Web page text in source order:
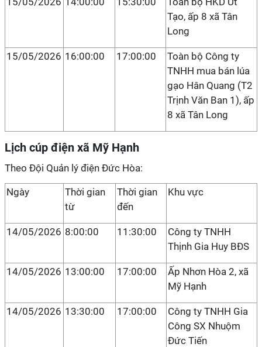
Tạo, ấp 8 xã Tân
Long
15/05/2026 16:00:00 17:00:00
Toàn bộ Công ty
TNHH mua bán lúa
gạo Hân Quang (T2
Trịnh Văn Ban 1), ấp
8 xã Tân Long
Lịch cúp điện xã Mỹ Hạnh
Theo Đội Quản lý điện Đức Hòa:
Ngày
Thời gian
từ
Thời gian
đến
Khu vực
14/05/2026 8:00:00 11:30:00
Công ty TNHH
Thịnh Gia Huy BĐS
14/05/2026 13:00:00 17:00:00
Ấp Nhơn Hòa 2, xã
Mỹ Hạnh
14/05/2026 13:30:00 17:00:00
Công ty TNHH Gia
Công SX Nhuộm
Đức Tiến